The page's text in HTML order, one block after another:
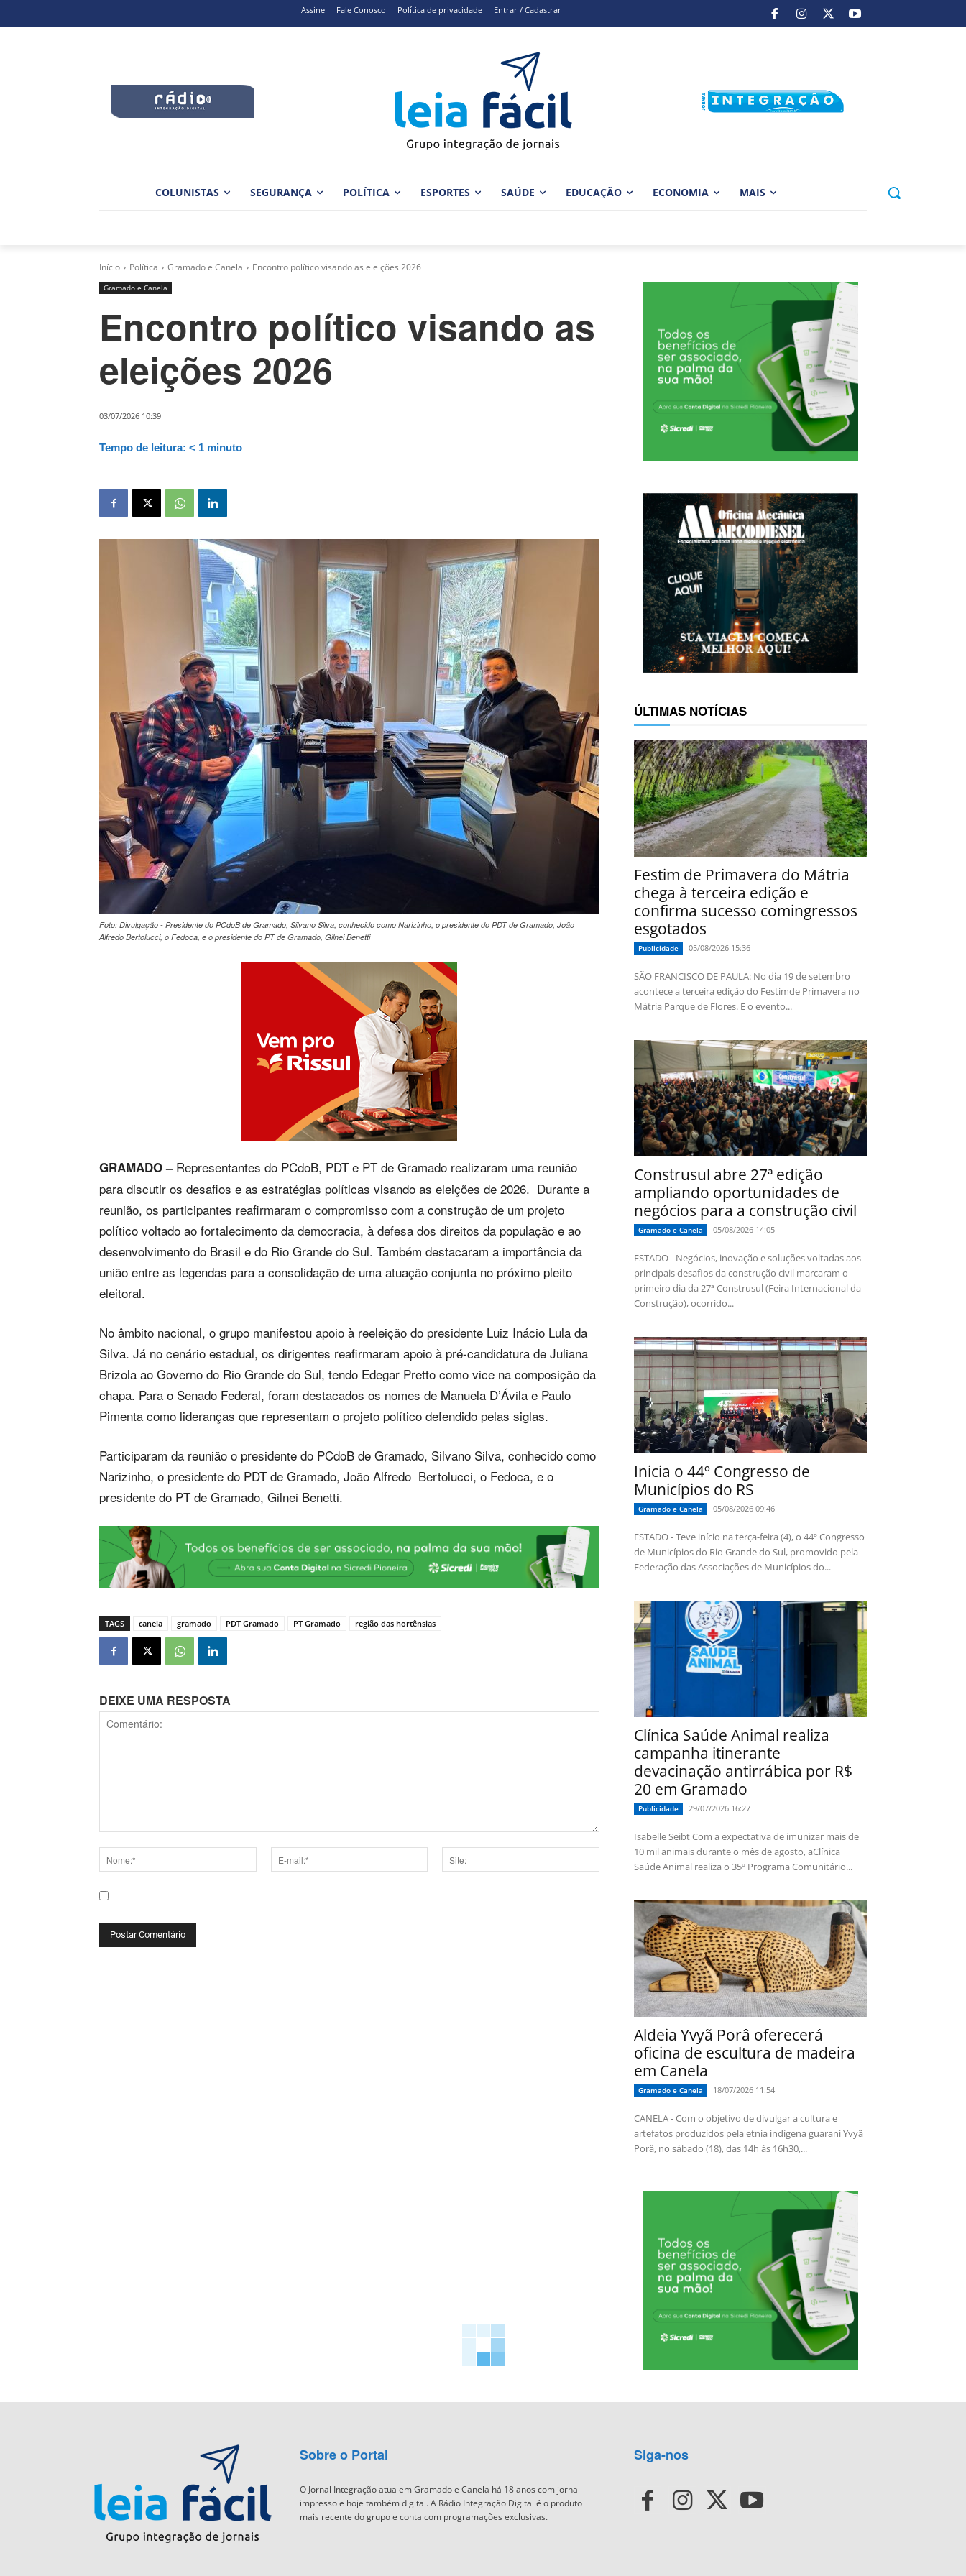
Assine Fale Conosco Política de privacidade Entrar / Cadastrar
COLUNISTAS SEGURANÇA POLÍTICA ESPORTES SAÚDE EDUCAÇÃO ECONOMIA MAIS
Início Política Gramado e Canela Encontro político visando as eleições 2026
Gramado e Canela
Encontro político visando as
eleições 2026
03/07/2026 10:39
Tempo de leitura: < 1 minuto
Foto: Divulgação - Presidente do PCdoB de Gramado, Silvano Silva, conhecido como Narizinho, o presidente do PDT de Gramado, João
Alfredo Bertolucci, o Fedoca, e o presidente do PT de Gramado, Gilnei Benetti
GRAMADO –Representantes do PCdoB, PDT e PT de Gramado realizaram uma reunião
para discutir os desafios e as estratégias políticas visando as eleições de 2026. Durante a
reunião, os participantes reafirmaram o compromisso com a construção de um projeto
político voltado ao fortalecimento da democracia, à defesa dos direitos da população e ao
desenvolvimento do Brasil e do Rio Grande do Sul. Também destacaram a importância da
união entre as legendas para a consolidação de uma atuação conjunta no próximo pleito
eleitoral.
No âmbito nacional, o grupo manifestou apoio à reeleição do presidente Luiz Inácio Lula da
Silva. Já no cenário estadual, os dirigentes reafirmaram apoio à pré-candidatura de Juliana
Brizola ao Governo do Rio Grande do Sul, tendo Edegar Pretto como vice na composição da
chapa. Para o Senado Federal, foram destacados os nomes de Manuela D’Ávila e Paulo
Pimenta como lideranças que representam o projeto político defendido pelas siglas.
Participaram da reunião o presidente do PCdoB de Gramado, Silvano Silva, conhecido como
Narizinho, o presidente do PDT de Gramado, João Alfredo Bertolucci, o Fedoca, e o
presidente do PT de Gramado, Gilnei Benetti.
TAGS canela gramado PDT Gramado PT Gramado região das hortênsias
DEIXE UMA RESPOSTA
ÚLTIMAS NOTÍCIAS
Festim de Primavera do Mátria
chega à terceira edição e
confirma sucesso comingressos
esgotados
Publicidade 05/08/2026 15:36
SÃO FRANCISCO DE PAULA: No dia 19 de setembro
acontece a terceira edição do Festimde Primavera no
Mátria Parque de Flores. E o evento...
Construsul abre 27ª edição
ampliando oportunidades de
negócios para a construção civil
Gramado e Canela 05/08/2026 14:05
ESTADO - Negócios, inovação e soluções voltadas aos
principais desafios da construção civil marcaram o
primeiro dia da 27ª Construsul (Feira Internacional da
Construção), ocorrido...
Inicia o 44º Congresso de
Municípios do RS
Gramado e Canela 05/08/2026 09:46
ESTADO - Teve início na terça-feira (4), o 44º Congresso
de Municípios do Rio Grande do Sul, promovido pela
Federação das Associações de Municípios do...
Clínica Saúde Animal realiza
campanha itinerante
devacinação antirrábica por R$
20 em Gramado
Publicidade 29/07/2026 16:27
Isabelle Seibt Com a expectativa de imunizar mais de
10 mil animais durante o mês de agosto, aClínica
Saúde Animal realiza o 35º Programa Comunitário...
Aldeia Yvyã Porâ oferecerá
oficina de escultura de madeira
em Canela
Gramado e Canela 18/07/2026 11:54
CANELA - Com o objetivo de divulgar a cultura e
artefatos produzidos pela etnia indígena guarani Yvyã
Porâ, no sábado (18), das 14h às 16h30,...
Sobre o Portal
O Jornal Integração atua em Gramado e Canela há 18 anos com jornal
impresso e hoje também digital. A Rádio Integração Digital é o produto
mais recente do grupo e conta com programações exclusivas.
Siga-nos